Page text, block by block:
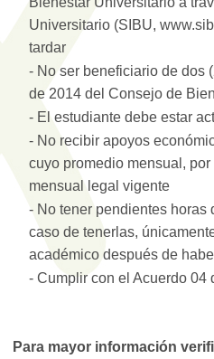
Universitario (SIBU,
tardar
- No ser beneficiario de dos
de 2014 del Consejo de
- El estudiante debe estar
- No recibir apoyos
cuyo promedio mensual,
mensual legal vigente
- No tener pendientes
caso de tenerlas,
académico después de
- Cumplir con el Acuerdo
Para mayor información